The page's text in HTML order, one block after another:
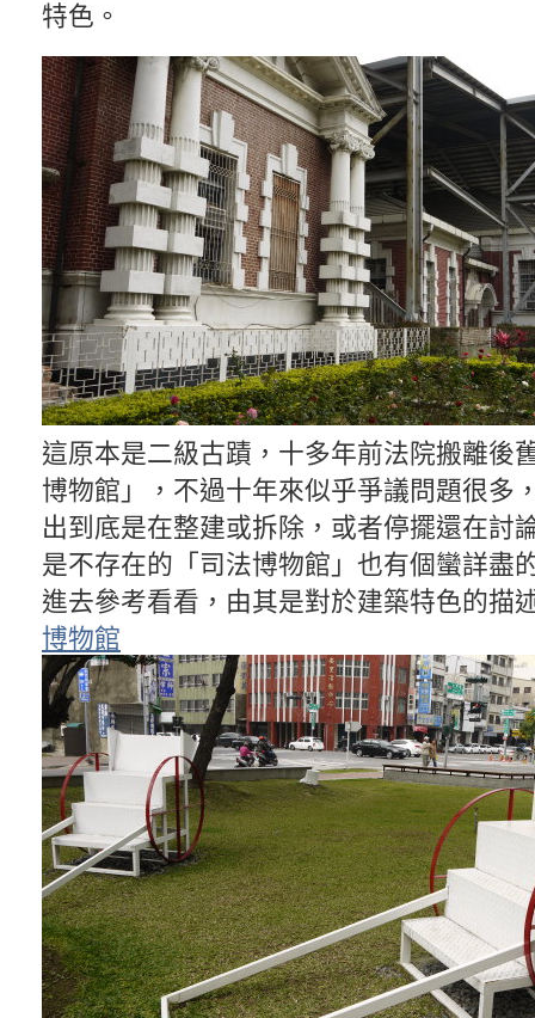
特色。
這原本是二級古蹟，十多年前法院搬離後
博物館」，不過十年來似乎爭議問題很多
出到底是在整建或拆除，或者停擺還在討
是不存在的「司法博物館」也有個蠻詳盡
進去參考看看，由其是對於建築特色的描
博物館